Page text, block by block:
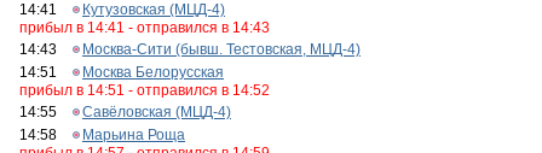
14:41
Кутузовская (МЦД-4)
прибыл в 14:41 - отправился в 14:43
14:43
Москва-Сити (бывш. Тестовская, МЦД-4)
14:51
Москва Белорусская
прибыл в 14:51 - отправился в 14:52
14:55
Савёловская (МЦД-4)
14:58
Марьина Роща